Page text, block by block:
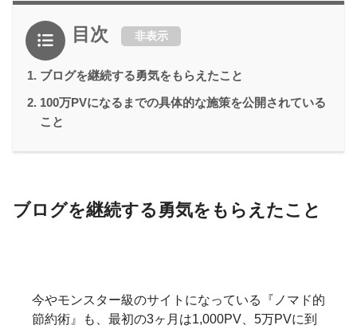
目次 非表示
ブログを継続する勇気をもらえたこと
100万PVになるまでの具体的な施策を公開されている
こと
ブログを継続する勇気をもらえたこと
今やモンスター級のサイトになっている『ノマド的
節約術』も、最初の3ヶ月は1,000PV、5万PVに到